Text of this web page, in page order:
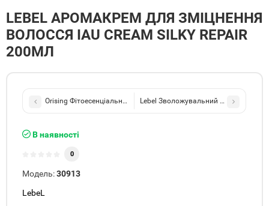
LEBEL АРОМАКРЕМ ДЛЯ ЗМІЦНЕННЯ
ВОЛОССЯ IAU CREAM SILKY REPAIR
200МЛ
Orising Фітоесенціальний лосьйон проти випадіння волосся
Lebel Зволожувальний крем для
В наявності
0
Модель:30913
LebeL